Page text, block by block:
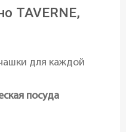
TAVERNE,
для каждой
посуда